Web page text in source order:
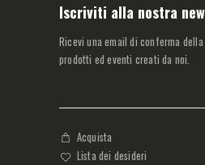
Iscriviti alla nostra
Ricevi una email di conferma
prodotti ed eventi creati da noi.
Acquista
Lista dei desideri